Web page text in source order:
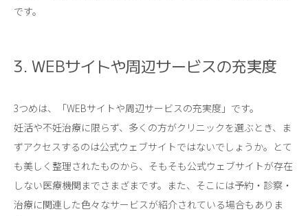
です。
3. WEBサイトや周辺サービスの充実度
3つめは、「WEBサイトや周辺サービスの充実度」です。
妊活や不妊治療に限らず、多くの方がクリニックを選ぶとき、ま
ずアクセスするのは公式ウェブサイトではないでしょうか。とて
も美しく整理されたものから、そもそも公式ウェブサイトが存在
しない医療機関までさまざまです。また、そこには予約・診察・
治療に関連した色々なサービスが紹介されている場合もありま